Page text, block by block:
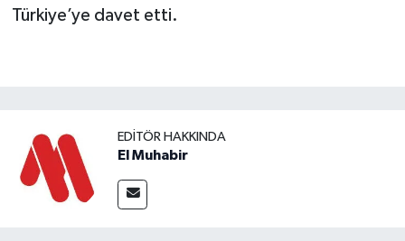
Türkiye’ye davet etti.
EDITÖR HAKKINDA
El Muhabir